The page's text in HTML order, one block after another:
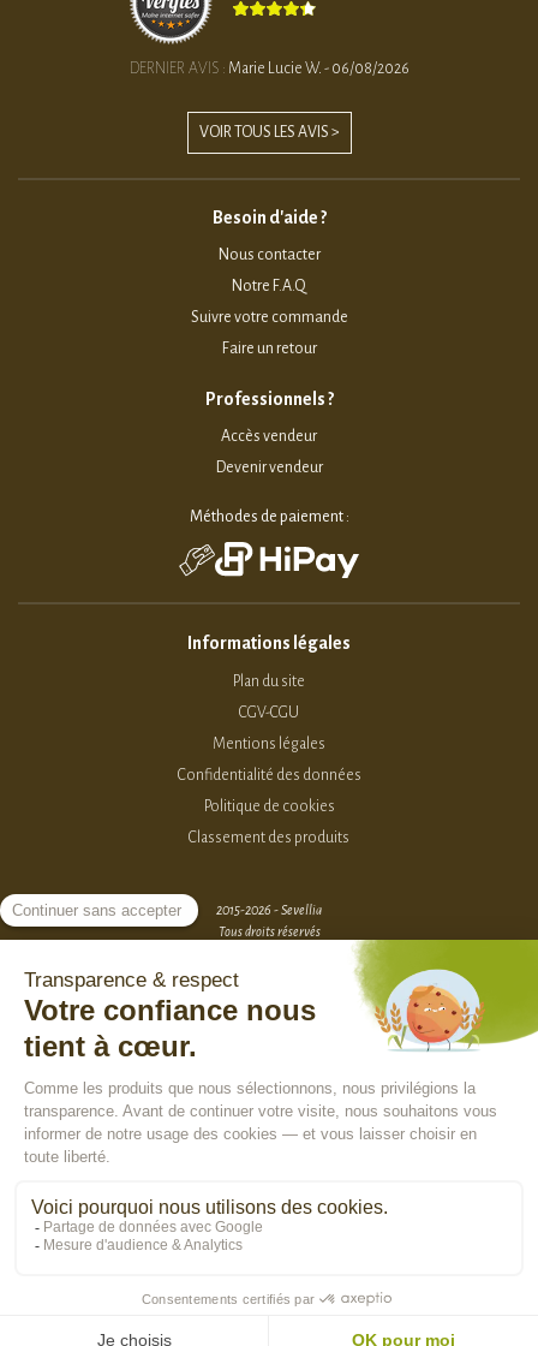
DERNIER AVIS : Marie Lucie W. - 06/08/2026
VOIR TOUS LES AVIS >
Besoin d'aide ?
Nous contacter
Notre F.A.Q
Suivre votre commande
Faire un retour
Professionnels ?
Accès vendeur
Devenir vendeur
Méthodes de paiement :
Informations légales
Plan du site
CGV-CGU
Mentions légales
Confidentialité des données
Politique de cookies
Classement des produits
2015-2026 - Sevellia
Tous droits réservés
ACCÈS VENDEURS
CONTACTEZ-NOUS
SE CONNECTER
Rejoindre la communauté :
vous assurer une utilisation optimale de notre site Internet, réaliser des
statistiques de visite, vous proposer des services, des offres et des